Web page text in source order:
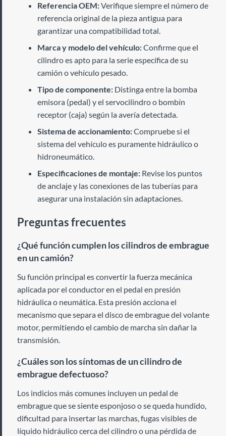
Referencia OEM:Verifique siempre el número de
referencia original de la pieza antigua para
garantizar una compatibilidad total.
Marca y modelo del vehículo:Confirme que el
cilindro es apto para la serie específica de su
camión o vehículo pesado.
Tipo de componente: Distinga entre la bomba
emisora (pedal) y el servocilindro o bombín
receptor (caja) según la avería detectada.
Sistema de accionamiento:Compruebe si el
sistema del vehículo es puramente hidráulico o
hidroneumático.
Especificaciones de montaje: Revise los puntos
de anclaje y las conexiones de las tuberías para
asegurar una instalación sin adaptaciones.
Preguntas frecuentes
¿Qué función cumplen los cilindros de embrague
en un camión?
Su función principal es convertir la fuerza mecánica
aplicada por el conductor en el pedal en presión
hidráulica o neumática. Esta presión acciona el
mecanismo que separa el disco de embrague del volante
motor, permitiendo el cambio de marcha sin dañar la
transmisión.
¿Cuáles son los síntomas de un cilindro de
embrague defectuoso?
Los indicios más comunes incluyen un pedal de
embrague que se siente esponjoso o se queda hundido,
dificultad para insertar las marchas, fugas visibles de
líquido hidráulico cerca del cilindro o una pérdida de